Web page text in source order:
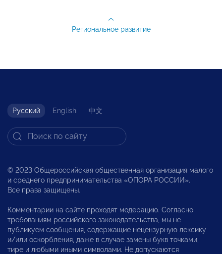
Региональное развитие
Русский English 中文
© 2023 Общероссийская общественная организация малого
и среднего предпринимательства «ОПОРА РОССИИ».
Все права защищены.
Комментарии на сайте проходят модерацию. Согласно
требованиям российского законодательства, мы не
публикуем сообщения, содержащие нецензурную лексику
и/или оскорбления, даже в случае замены букв точками,
тире и любыми иными символами. Не допускаются